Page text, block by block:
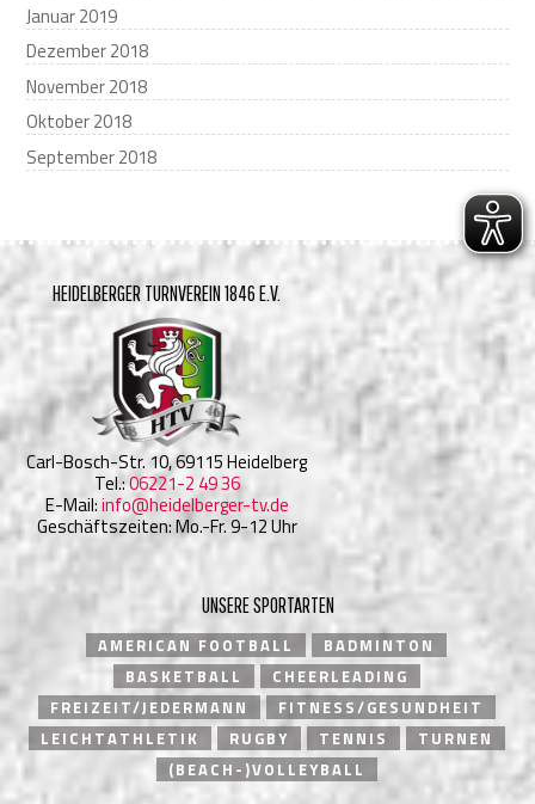
Januar 2019
Dezember 2018
November 2018
Oktober 2018
September 2018
HEIDELBERGER TURNVEREIN 1846 E.V.
Carl-Bosch-Str. 10, 69115 Heidelberg
Tel.:06221-2 49 36
E-Mail:info@heidelberger-tv.de
Geschäftszeiten: Mo.-Fr. 9-12 Uhr
UNSERE SPORTARTEN
AMERICAN FOOTBALL
BADMINTON
BASKETBALL
CHEERLEADING
FREIZEIT/JEDERMANN
FITNESS/GESUNDHEIT
LEICHTATHLETIK
RUGBY TENNIS
TURNEN
(BEACH-)VOLLEYBALL